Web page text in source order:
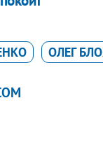
ОЛЕГ